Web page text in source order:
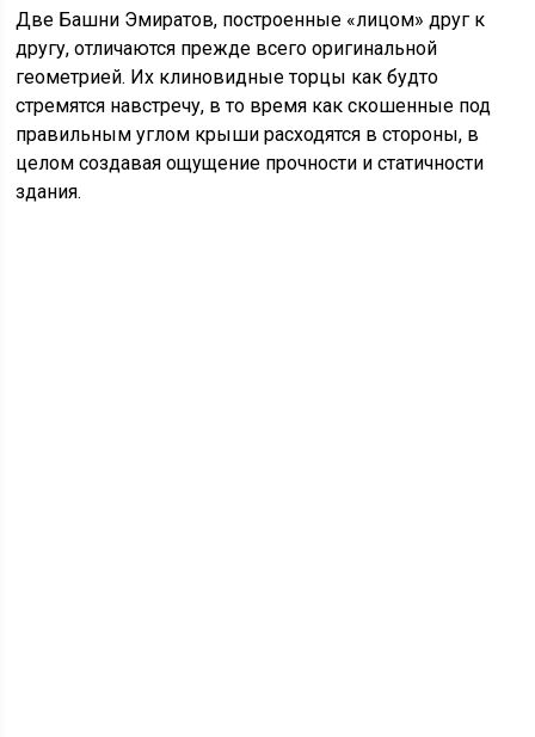
Две Башни Эмиратов, построенные «лицом» друг к
другу, отличаются прежде всего оригинальной
геометрией. Их клиновидные торцы как будто
стремятся навстречу, в то время как скошенные под
правильным углом крыши расходятся в стороны, в
целом создавая ощущение прочности и статичности
здания.